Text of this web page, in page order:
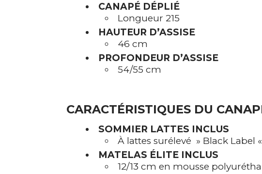
CANAPÉ DÉPLIÉ
Longueur 215
HAUTEUR D’ASSISE
46 cm
PROFONDEUR D’ASSISE
54/55 cm
CARACTÉRISTIQUES DU
SOMMIER LATTES INCLUS
À lattes surélevé » Black Label «
MATELAS ÉLITE INCLUS
12/13 cm en mousse